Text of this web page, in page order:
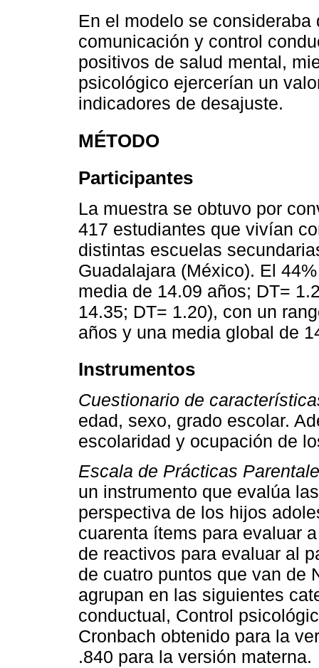
En el modelo se
comunicación y control
positivos de salud mental,
psicológico ejercerían un
indicadores de desajuste.
MÉTODO
Participantes
La muestra se obtuvo por
417 estudiantes que vivían
distintas escuelas
Guadalajara (México). El
media de 14.09 años; DT=
14.35; DT= 1.20), con un
años y una media global de
Instrumentos
Cuestionario de
edad, sexo, grado escolar.
escolaridad y ocupación de
Escala de Prácticas
un instrumento que evalúa
perspectiva de los hijos
cuarenta ítems para evaluar
de reactivos para evaluar al
de cuatro puntos que van de
agrupan en las siguientes
conductual, Control
Cronbach obtenido para la
.840 para la versión materna.